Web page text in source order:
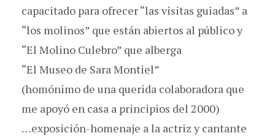
capacitado para ofrecer “las visitas guiadas” a
“los molinos” que están abiertos al público y
“El Molino Culebro” que alberga
“El Museo de Sara Montiel”
(homónimo de una querida colaboradora que
me apoyó en casa a principios del 2000)
…exposición-homenaje a la actriz y cantante